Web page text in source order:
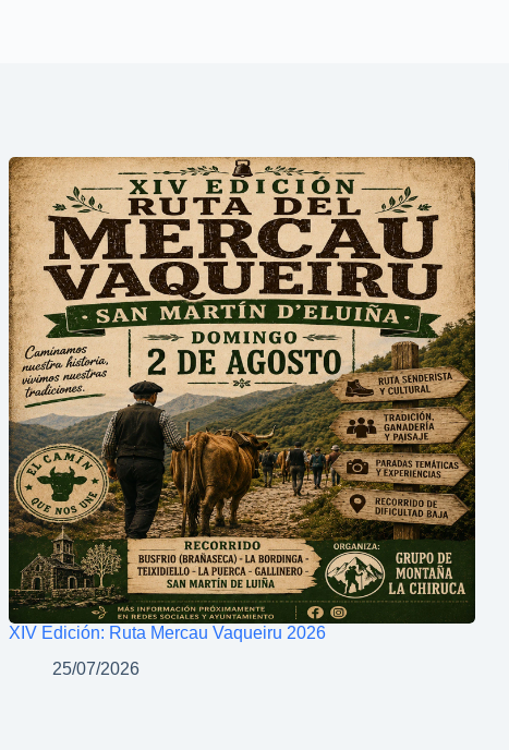
XIV Edición: Ruta Mercau Vaqueiru 2026
25/07/2026